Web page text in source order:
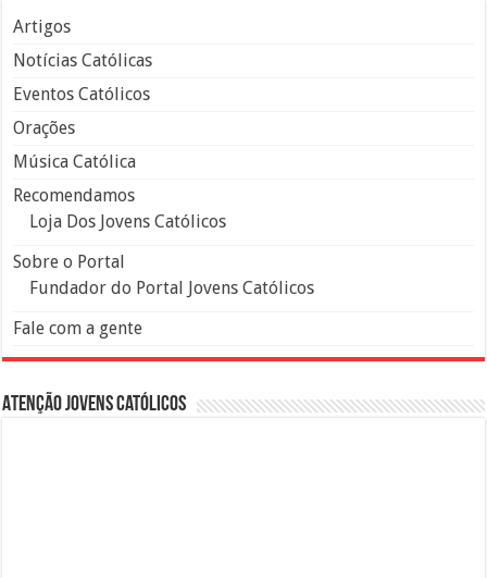
Artigos
Notícias Católicas
Eventos Católicos
Orações
Música Católica
Recomendamos
Loja Dos Jovens Católicos
Sobre o Portal
Fundador do Portal Jovens Católicos
Fale com a gente
Atenção Jovens Católicos